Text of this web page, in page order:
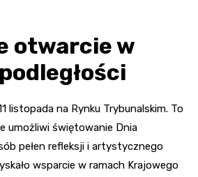
otwarcie w
listopada na Rynku Trybunalskim. To
umożliwi świętowanie Dnia
pełen refleksji i artystycznego
wsparcie w ramach Krajowego